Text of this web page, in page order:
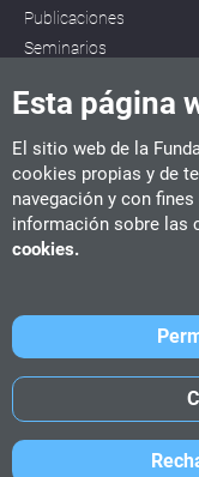
Esta página
El sitio web de la
cookies propias y de
navegación y con
información sobre las
cookies.
Publicaciones
Seminarios
CITM
C/ de la
©Fundació